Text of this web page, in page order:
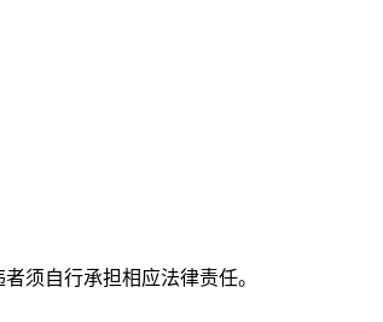
须自行承担相应法律责任。